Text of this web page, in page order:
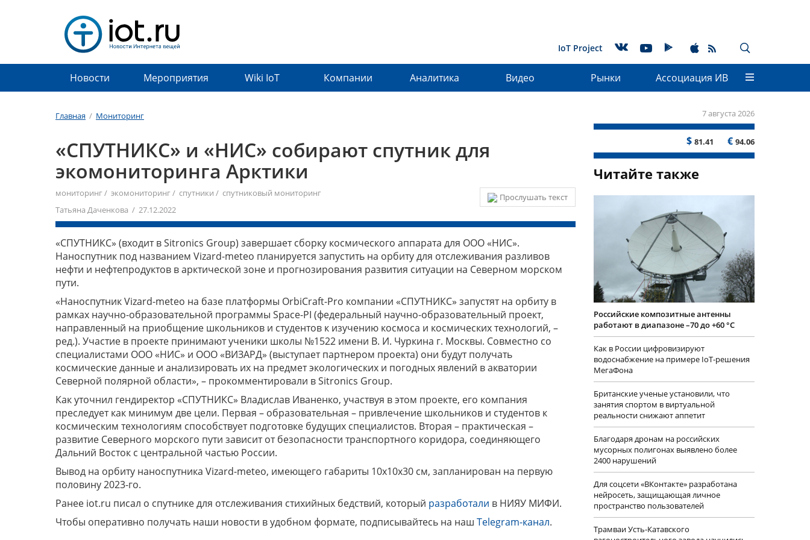
IoT Project
Новости Мероприятия Wiki IoT Компании Аналитика Видео Рынки Ассоциация ИВ
Главная / Мониторинг 7 августа 2026
$ 81.41 € 94.06
«СПУТНИКС» и «НИС» собирают спутник для
экомониторинга Арктики
Прослушать текст
мониторинг/ экомониторинг/ спутники / спутниковый мониторинг
Татьяна Даченкова / 27.12.2022
«СПУТНИКС» (входит в Sitronics Group) завершает сборку космического аппарата для ООО «НИС».
Наноспутник под названием Vizard-meteo планируется запустить на орбиту для отслеживания разливов
нефти и нефтепродуктов в арктической зоне и прогнозирования развития ситуации на Северном морском
пути.
«Наноспутник Vizard-meteo на базе платформы OrbiCraft-Pro компании «СПУТНИКС» запустят на орбиту в
рамках научно-образовательной программы Space-PI (федеральный научно-образовательный проект,
направленный на приобщение школьников и студентов к изучению космоса и космических технологий, –
ред.). Участие в проекте принимают ученики школы №1522 имени В. И. Чуркина г. Москвы. Совместно со
специалистами ООО «НИС» и ООО «ВИЗАРД» (выступает партнером проекта) они будут получать
космические данные и анализировать их на предмет экологических и погодных явлений в акватории
Северной полярной области», – прокомментировали в Sitronics Group.
Как уточнил гендиректор «СПУТНИКС» Владислав Иваненко, участвуя в этом проекте, его компания
преследует как минимум две цели. Первая – образовательная – привлечение школьников и студентов к
космическим технологиям способствует подготовке будущих специалистов. Вторая – практическая –
развитие Северного морского пути зависит от безопасности транспортного коридора, соединяющего
Дальний Восток с центральной частью России.
Вывод на орбиту наноспутника Vizard-meteo, имеющего габариты 10х10х30 см, запланирован на первую
половину 2023-го.
Ранее iot.ru писал о спутнике для отслеживания стихийных бедствий, который разработали в НИЯУ МИФИ.
Чтобы оперативно получать наши новости в удобном формате, подписывайтесь на наш Telegram-канал.
Читайте также
Российские композитные антенны
работают в диапазоне –70 до +60 °С
Как в России цифровизируют
водоснабжение на примере IoT-решения
МегаФона
Британские ученые установили, что
занятия спортом в виртуальной
реальности снижают аппетит
Благодаря дронам на российских
мусорных полигонах выявлено более
2400 нарушений
Для соцсети «ВКонтакте» разработана
нейросеть, защищающая личное
пространство пользователей
Трамваи Усть-Катавского